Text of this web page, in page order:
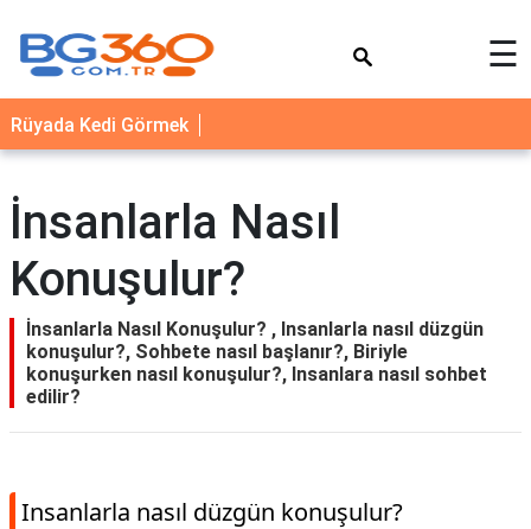
YEMEK
TARİFLERİ
NEDİR
FAYDALARI
İLETİŞİM
☰
Rüyada Kedi Görmek
İnsanlarla Nasıl
Konuşulur?
İnsanlarla Nasıl Konuşulur? , Insanlarla nasıl düzgün
konuşulur?, Sohbete nasıl başlanır?, Biriyle
konuşurken nasıl konuşulur?, Insanlara nasıl sohbet
edilir?
Insanlarla nasıl düzgün konuşulur?